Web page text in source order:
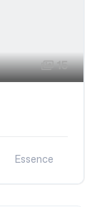
15
Essence